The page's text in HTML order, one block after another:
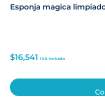
Esponja magica
$16,541 IVA Incluido